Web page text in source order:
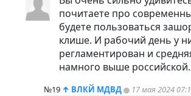
почитаете про
будете пользоваться
клише. И рабочий день у
регламентирован и
намного выше российской.
№19 ↑ ВЛКЙ МДВД 17 мая 2024